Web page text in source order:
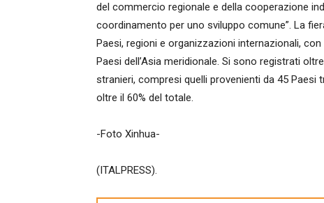
del commercio regionale e della cooperazione
coordinamento per uno sviluppo comune”. La
Paesi, regioni e organizzazioni internazionali,
Paesi dell’Asia meridionale. Si sono registrati
stranieri, compresi quelli provenienti da 45 Paesi
oltre il 60% del totale.
-Foto Xinhua-
(ITALPRESS).